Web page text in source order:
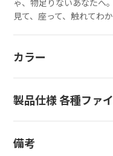
ゃ、物足りないあなたへ。
見て、座って、触れてわ
カラー
製品仕様 各種ファ
備考